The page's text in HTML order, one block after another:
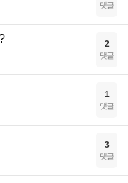
댓글
2
댓글
1
댓글
3
댓글